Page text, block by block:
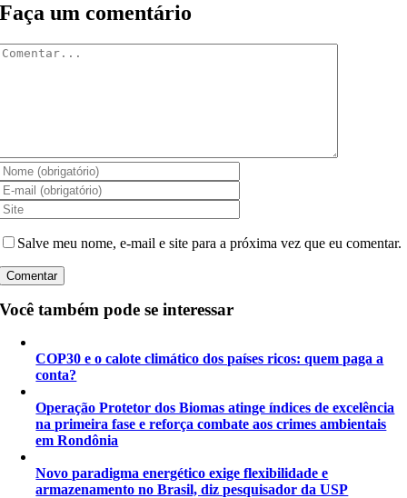
Faça um comentário
Salve meu nome, e-mail e site para a próxima vez que eu comentar.
Você também pode se interessar
COP30 e o calote climático dos países ricos: quem paga a
conta?
Operação Protetor dos Biomas atinge índices de excelência
na primeira fase e reforça combate aos crimes ambientais
em Rondônia
Novo paradigma energético exige flexibilidade e
armazenamento no Brasil, diz pesquisador da USP